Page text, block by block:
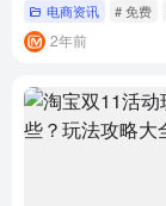
电商资讯 # 免费
2年前